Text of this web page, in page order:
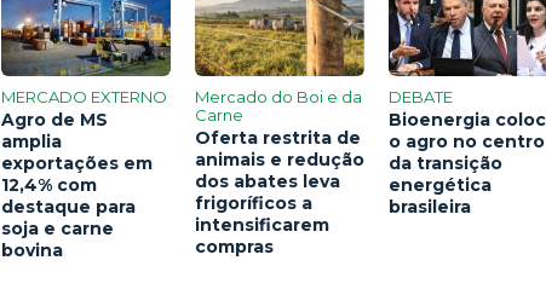
MERCADO EXTERNO
Agro de MS
amplia
exportações em
12,4% com
destaque para
soja e carne
bovina
Mercado do Boi e da
Carne
Oferta restrita de
animais e redução
dos abates leva
frigoríficos a
intensificarem
compras
DEBATE
Bioenergia
o agro no centro
da transição
energética
brasileira